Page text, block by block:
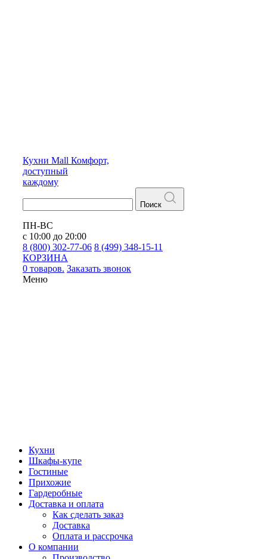
Кухни Mall Комфорт,
доступный
каждому
Поиск
ПН-ВС
с 10:00 до 20:00
8 (800) 302-77-06 8 (499) 348-15-11
КОРЗИНА
0 товаров. Заказать звонок
Меню
Кухни
Шкафы-купе
Гостиные
Прихожие
Гардеробные
Доставка и оплата
Как сделать заказ
Доставка
Оплата и рассрочка
О компании